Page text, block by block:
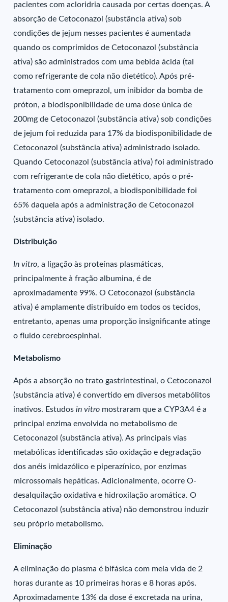
pacientes com acloridria causada por certas doenças. A
absorção de Cetoconazol (substância ativa) sob
condições de jejum nesses pacientes é aumentada
quando os comprimidos de Cetoconazol (substância
ativa) são administrados com uma bebida ácida (tal
como refrigerante de cola não dietético). Após pré-
tratamento com omeprazol, um inibidor da bomba de
próton, a biodisponibilidade de uma dose única de
200mg de Cetoconazol (substância ativa) sob condições
de jejum foi reduzida para 17% da biodisponibilidade de
Cetoconazol (substância ativa) administrado isolado.
Quando Cetoconazol (substância ativa) foi administrado
com refrigerante de cola não dietético, após o pré-
tratamento com omeprazol, a biodisponibilidade foi
65% daquela após a administração de Cetoconazol
(substância ativa) isolado.
Distribuição
In vitro, a ligação às proteínas plasmáticas,
principalmente à fração albumina, é de
aproximadamente 99%. O Cetoconazol (substância
ativa) é amplamente distribuído em todos os tecidos,
entretanto, apenas uma proporção insignificante atinge
o fluido cerebroespinhal.
Metabolismo
Após a absorção no trato gastrintestinal, o Cetoconazol
(substância ativa) é convertido em diversos metabólitos
inativos. Estudosin vitro mostraram que a CYP3A4 é a
principal enzima envolvida no metabolismo de
Cetoconazol (substância ativa). As principais vias
metabólicas identificadas são oxidação e degradação
dos anéis imidazólico e piperazínico, por enzimas
microssomais hepáticas. Adicionalmente, ocorre O-
desalquilação oxidativa e hidroxilação aromática. O
Cetoconazol (substância ativa) não demonstrou induzir
seu próprio metabolismo.
Eliminação
A eliminação do plasma é bifásica com meia vida de 2
horas durante as 10 primeiras horas e 8 horas após.
Aproximadamente 13% da dose é excretada na urina,